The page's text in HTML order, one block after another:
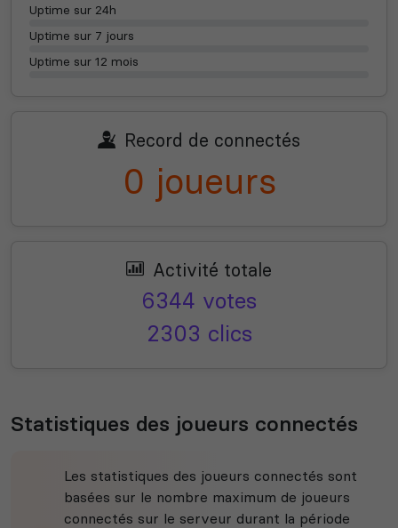
Uptime sur 24h
Uptime sur 7 jours
Uptime sur 12 mois
Record de connectés
0 joueurs
Activité totale
6344 votes
2303 clics
Statistiques des joueurs connectés
Les statistiques des joueurs connectés sont
basées sur le nombre maximum de joueurs
connectés sur le serveur durant la période